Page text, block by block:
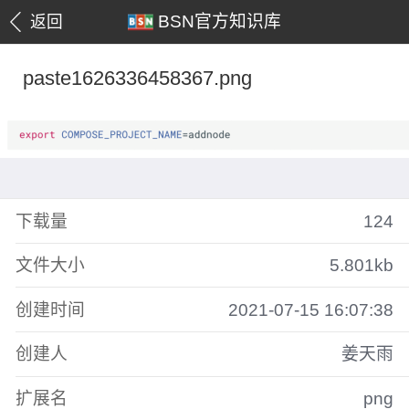
返回 BSN官方知识库
paste1626336458367.png
下载量 124
文件大小 5.801kb
创建时间 2021-07-15 16:07:38
创建人 姜天雨
扩展名 png